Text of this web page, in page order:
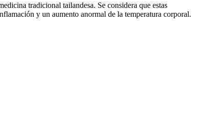
tradicional tailandesa. Se considera que estas
y un aumento anormal de la temperatura corporal.